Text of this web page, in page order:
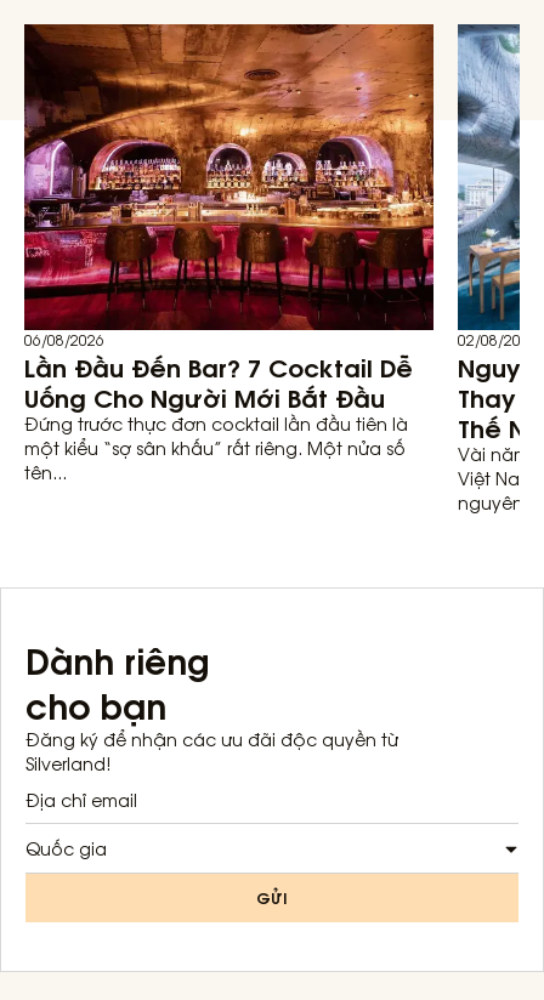
06/08/2026
Lần Đầu Đến Bar? 7 Cocktail Dễ
Uống Cho Người Mới Bắt Đầu
Đứng trước thực đơn cocktail lần đầu tiên là
một kiểu “sợ sân khấu” rất riêng. Một nửa số
tên...
02/08/2026
Thay
Thế
Vài năm
Việt
nguyên
Dành riêng
cho bạn
Đăng ký để nhận các ưu đãi độc quyền từ
Silverland!
Quốc gia
GỬI